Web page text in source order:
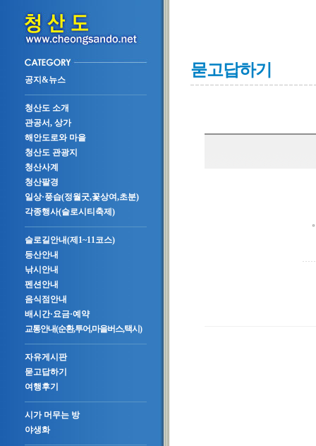
공지&뉴스
청산도 소개
관공서, 상가
해안도로와 마을
청산도 관광지
청산사계
청산팔경
일상·풍습(정월굿,꽃상여,초분)
각종행사(슬로시티축제)
슬로길안내(제1~11코스)
등산안내
낚시안내
펜션안내
음식점안내
배시간·요금·예약
교통안내(순환,투어,마을버스,택시)
자유게시판
묻고답하기
여행후기
시가 머무는 방
야생화
묻고답하기